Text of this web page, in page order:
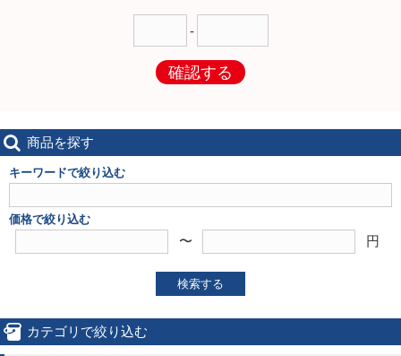
-
確認する
商品を探す
キーワードで絞り込む
価格で絞り込む
〜 円
検索する
カテゴリで絞り込む